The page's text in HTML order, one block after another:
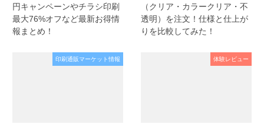
円キャンペーンやチラシ印刷
最大76%オフなど最新お得情
報まとめ！
（クリア・カラークリア・不
透明）を注文！仕様と仕上が
りを比較してみた！
印刷通販マーケット情報 体験レビュー